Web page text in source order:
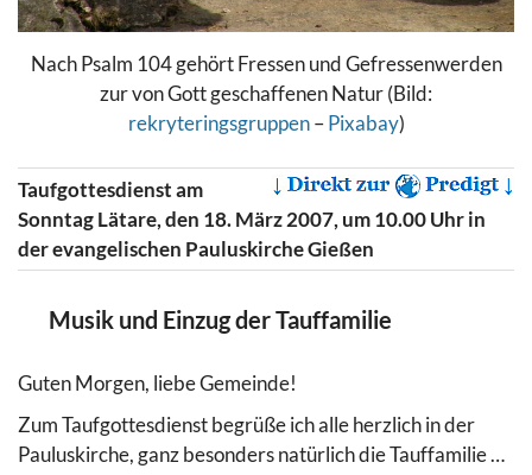
Nach Psalm 104 gehört Fressen und Gefressenwerden
zur von Gott geschaffenen Natur (Bild:
rekryteringsgruppen–Pixabay)
Taufgottesdienst am
Sonntag Lätare, den 18. März 2007, um 10.00 Uhr in
der evangelischen Pauluskirche Gießen
Musik und Einzug der Tauffamilie
Guten Morgen, liebe Gemeinde!
Zum Taufgottesdienst begrüße ich alle herzlich in der
Pauluskirche, ganz besonders natürlich die Tauffamilie …